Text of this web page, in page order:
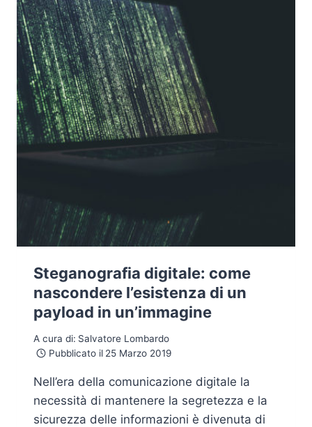
Steganografia digitale: come
nascondere l’esistenza di un
payload in un’immagine
A cura di: Salvatore Lombardo
Pubblicato il 25 Marzo 2019
Nell’era della comunicazione digitale la
necessità di mantenere la segretezza e la
sicurezza delle informazioni è divenuta di